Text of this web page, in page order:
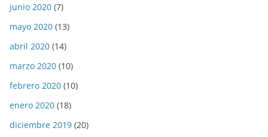
junio 2020 (7)
mayo 2020 (13)
abril 2020 (14)
marzo 2020 (10)
febrero 2020 (10)
enero 2020 (18)
diciembre 2019 (20)